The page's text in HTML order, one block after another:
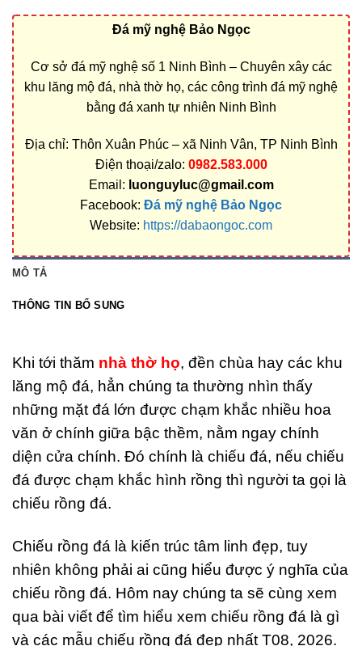
Đá mỹ nghệ Bảo Ngọc
Cơ sở đá mỹ nghệ số 1 Ninh Bình – Chuyên xây các
khu lăng mộ đá, nhà thờ họ, các công trình đá mỹ nghệ
bằng đá xanh tự nhiên Ninh Bình
Địa chỉ: Thôn Xuân Phúc – xã Ninh Vân, TP Ninh Bình
Điện thoại/zalo: 0982.583.000
Email: luonguyluc@gmail.com
Facebook: Đá mỹ nghệ Bảo Ngọc
Website: https://dabaongoc.com
MÔ TẢ
THÔNG TIN BỔ SUNG
Khi tới thăm nhà thờ họ, đền chùa hay các khu
lăng mộ đá, hẳn chúng ta thường nhìn thấy
những mặt đá lớn được chạm khắc nhiều hoa
văn ở chính giữa bậc thềm, nằm ngay chính
diện cửa chính. Đó chính là chiếu đá, nếu chiếu
đá được chạm khắc hình rồng thì người ta gọi là
chiếu rồng đá.
Chiếu rồng đá là kiến trúc tâm linh đẹp, tuy
nhiên không phải ai cũng hiểu được ý nghĩa của
chiếu rồng đá. Hôm nay chúng ta sẽ cùng xem
qua bài viết để tìm hiểu xem chiếu rồng đá là gì
và các mẫu chiếu rồng đá đẹp nhất T08, 2026.